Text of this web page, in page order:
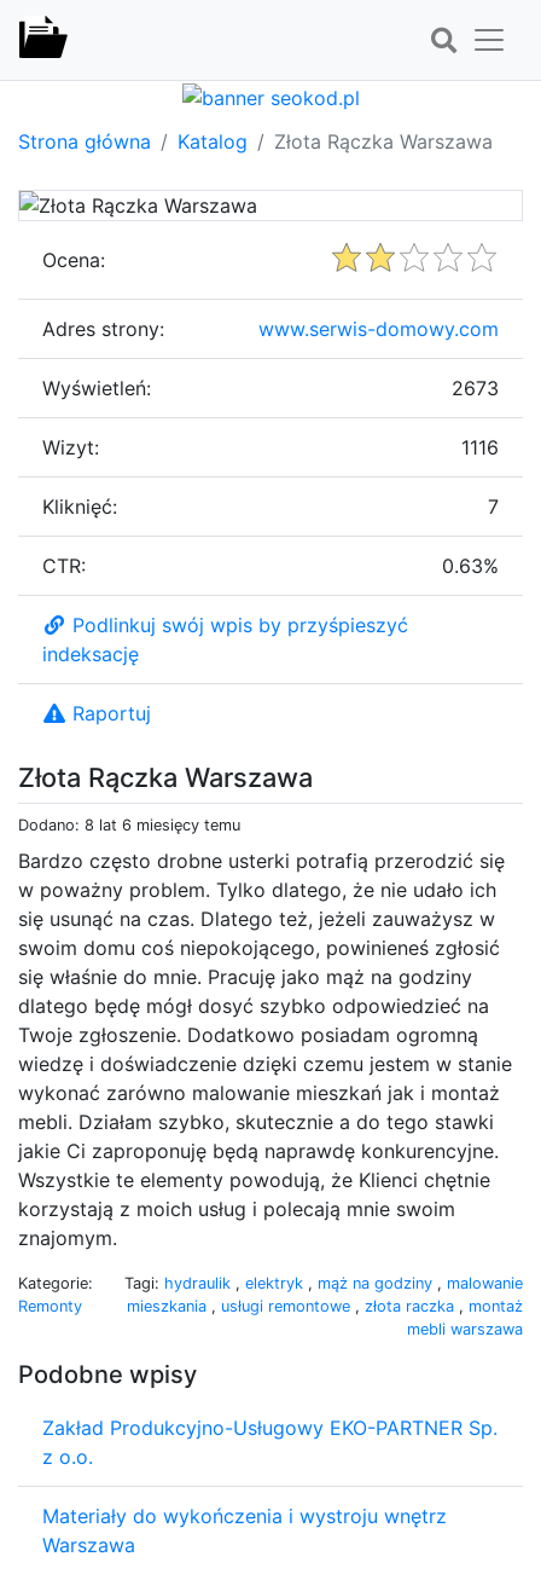
Strona główna Katalog Złota Rączka Warszawa
Złota Rączka Warszawa
Dodano: 8 lat 6 miesięcy temu
Bardzo często drobne usterki potrafią przerodzić się
w poważny problem. Tylko dlatego, że nie udało ich
się usunąć na czas. Dlatego też, jeżeli zauważysz w
swoim domu coś niepokojącego, powinieneś zgłosić
się właśnie do mnie. Pracuję jako mąż na godziny
dlatego będę mógł dosyć szybko odpowiedzieć na
Twoje zgłoszenie. Dodatkowo posiadam ogromną
wiedzę i doświadczenie dzięki czemu jestem w stanie
wykonać zarówno malowanie mieszkań jak i montaż
mebli. Działam szybko, skutecznie a do tego stawki
jakie Ci zaproponuję będą naprawdę konkurencyjne.
Wszystkie te elementy powodują, że Klienci chętnie
korzystają z moich usług i polecają mnie swoim
znajomym.
Kategorie:
Remonty
Tagi: hydraulik , elektryk , mąż na godziny , malowanie
mieszkania , usługi remontowe , złota raczka , montaż
mebli warszawa
Podobne wpisy
Zakład Produkcyjno-Usługowy EKO-PARTNER Sp.
z o.o.
Materiały do wykończenia i wystroju wnętrz
Warszawa
Ocena:
Adres strony: www.serwis-domowy.com
Wyświetleń: 2673
Wizyt: 1116
Kliknięć: 7
CTR: 0.63%
Podlinkuj swój wpis by przyśpieszyć
indeksację
Raportuj